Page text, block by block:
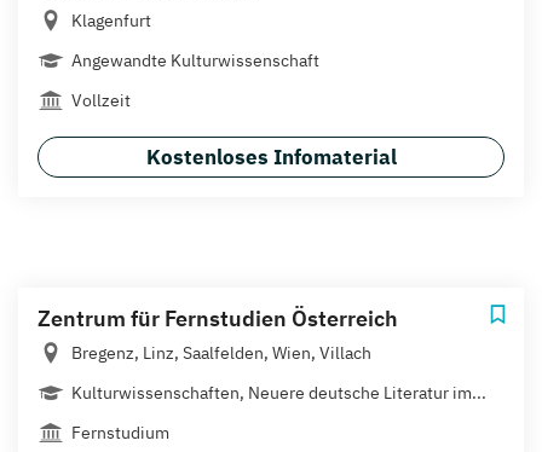
Klagenfurt
Angewandte Kulturwissenschaft
Vollzeit
Kostenloses Infomaterial
Zentrum für Fernstudien Österreich
Bregenz, Linz, Saalfelden, Wien, Villach
Kulturwissenschaften, Neuere deutsche Literatur im...
Fernstudium